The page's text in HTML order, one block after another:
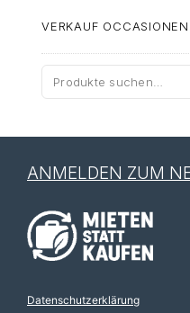
VERKAUF OCCASIONEN
Suche
nach:
ANMELDEN ZUM
Datenschutzerklärung